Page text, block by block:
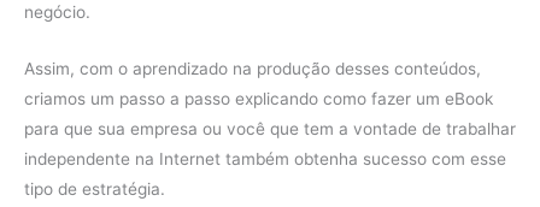
negócio.
Assim, com o aprendizado na produção desses conteúdos,
criamos um passo a passo explicando como fazer um eBook
para que sua empresa ou você que tem a vontade de trabalhar
independente na Internet também obtenha sucesso com esse
tipo de estratégia.